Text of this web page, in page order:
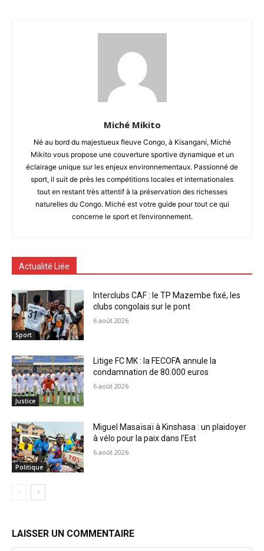
Miché Mikito
Né au bord du majestueux fleuve Congo, à Kisangani, Miché
Mikito vous propose une couverture sportive dynamique et un
éclairage unique sur les enjeux environnementaux. Passionné de
sport, il suit de près les compétitions locales et internationales
tout en restant très attentif à la préservation des richesses
naturelles du Congo. Miché est votre guide pour tout ce qui
concerne le sport et l’environnement.
Actualité Liée
Sport
Interclubs CAF : le TP Mazembe fixé, les
clubs congolais sur le pont
6 août 2026
Justice
Litige FC MK : la FECOFA annule la
condamnation de 80.000 euros
6 août 2026
Politique
Miguel Masaïsaï à Kinshasa : un plaidoyer
à vélo pour la paix dans l’Est
6 août 2026
LAISSER UN COMMENTAIRE